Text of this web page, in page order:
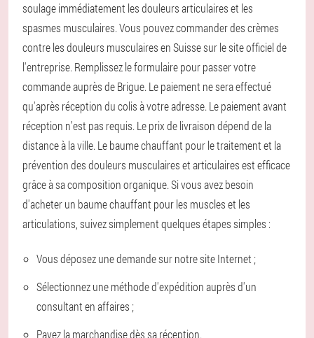
soulage immédiatement les douleurs articulaires et les
spasmes musculaires. Vous pouvez commander des crèmes
contre les douleurs musculaires en Suisse sur le site officiel de
l'entreprise. Remplissez le formulaire pour passer votre
commande auprès de Brigue. Le paiement ne sera effectué
qu'après réception du colis à votre adresse. Le paiement avant
réception n’est pas requis. Le prix de livraison dépend de la
distance à la ville. Le baume chauffant pour le traitement et la
prévention des douleurs musculaires et articulaires est efficace
grâce à sa composition organique. Si vous avez besoin
d'acheter un baume chauffant pour les muscles et les
articulations, suivez simplement quelques étapes simples :
Vous déposez une demande sur notre site Internet ;
Sélectionnez une méthode d'expédition auprès d'un
consultant en affaires ;
Payez la marchandise dès sa réception.